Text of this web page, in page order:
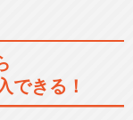
ュージックアワ
賞をも…
できる！